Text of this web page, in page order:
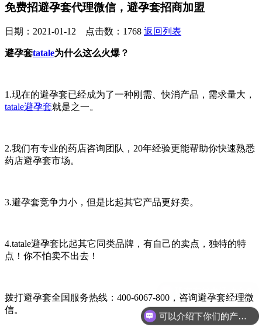
免费招避孕套代理微信，避孕套招商加盟
日期：2021-01-12 点击数： 1768 返回列表
避孕套tatale为什么这么火爆？
1.现在的避孕套已经成为了一种刚需、快消产品，需求量大，
tatale避孕套就是之一。
2.我们有专业的药店咨询团队，20年经验更能帮助你快速熟悉
药店避孕套市场。
3.避孕套竞争力小，但是比起其它产品更好卖。
4.tatale避孕套比起其它同类品牌，有自己的卖点，独特的特
点！你不怕卖不出去！
拨打避孕套全国服务热线：400-6067-800，咨询避孕套经理微
信。
可以介绍下你们的产品么？